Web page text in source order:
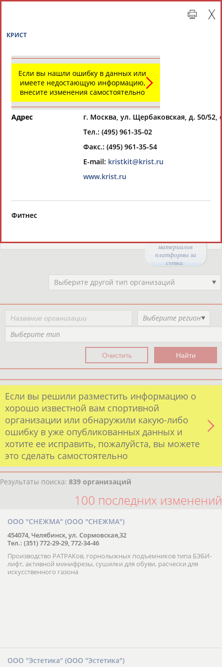
материалов
платформы за
сутки:
Организации спортивной отрасли
СВОДНЫЕ ИНДЕКСЫ
ТАБЛО АКТИВНОСТИ
Выберите другой тип организаций
Выберите регион
Выберите тип
Если вы решили разместить информацию о
хорошо известной вам спортивной
организации или обнаружили какую-либо
ошибку в уже опубликованных данных и
хотите ее исправить, пожалуйста, вы можете
это сделать самостоятельно
Результаты поиска: 839 организаций
100 последних изменений
ООО "СНЕЖМА" (ООО "СНЕЖМА")
454074, Челябинск, ул. Сормовская,32
Тел.: (351) 772-29-29, 772-34-46
Производство РАТРАКов, горнолыжных подъемников типа БЭБИ-
лифт, активной минифрезы, сушилки для обуви, расчески для
искусственного газона
ООО "Эстетика" (ООО "Эстетика")
Если вы нашли ошибку в данных или
имеете недостающую информацию,
внесите изменения самостоятельно
Адрес
г. Москва, ул. Щербаковская, д. 50/52,
Тел.: (495) 961-35-02
Факс.: (495) 961-35-54
E-mail: kristkit@krist.ru
www.krist.ru
Фитнес